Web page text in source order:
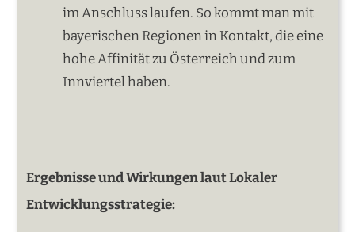
im Anschluss laufen. So kommt man mit
bayerischen Regionen in Kontakt, die eine
hohe Affinität zu Österreich und zum
Innviertel haben.
Ergebnisse und Wirkungen laut Lokaler
Entwicklungsstrategie: